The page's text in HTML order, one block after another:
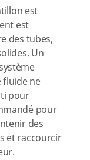
est
est
des tubes,
Un
fluide ne
pour
pour
des
et raccourcir